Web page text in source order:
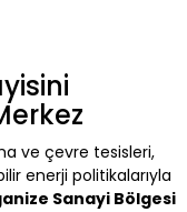
ve çevre tesisleri,
enerji politikalarıyla
Sanayi Bölgesi